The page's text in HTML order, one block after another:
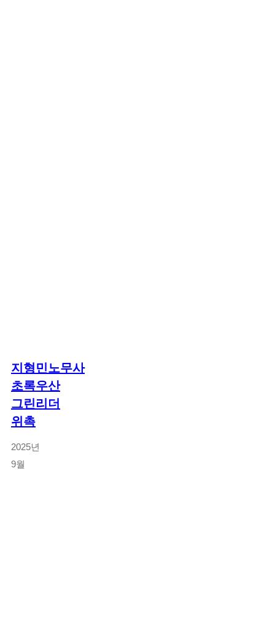
지형민노무사
초록우산
그린리더
위촉
2025년
9월